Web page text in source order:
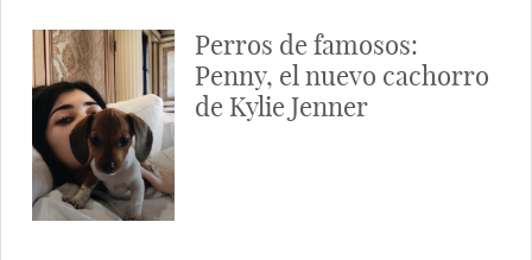
Perros de famosos:
Penny, el nuevo cachorro
de Kylie Jenner